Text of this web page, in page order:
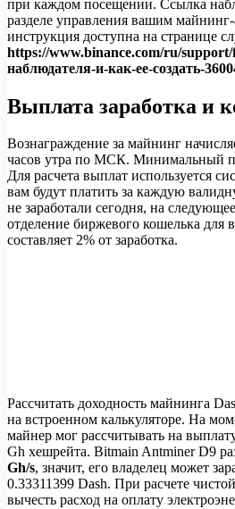
при каждом посещении. Ссылка
разделе управления вашим
инструкция доступна на странице
https://www.binance.com/ru/
наблюдателя-и-как-ее-создать-
Выплата заработка и
Вознаграждение за майнинг
часов утра по МСК. Минимальный
Для расчета выплат используется
вам будут платить за каждую
не заработали сегодня, на
отделение биржевого кошелька для
составляет 2% от заработка.
Рассчитать доходность майнинга
на встроенном калькуляторе. На
майнер мог рассчитывать на
Gh хешрейта. Bitmain Antminer D9
Gh/s, значит, его владелец может
0.33311399 Dash. При расчете
вычесть расход на оплату